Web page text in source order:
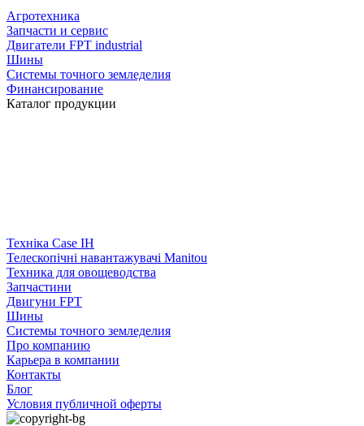
Агротехника
Запчасти и сервис
Двигатели FPT industrial
Шины
Системы точного земледелия
Финансирование
Каталог продукции
Техніка Case IH
Телескопічні навантажувачі Manitou
Техника для овощеводства
Запчастини
Двигуни FPT
Шины
Системы точного земледелия
Про компанию
Карьера в компании
Контакты
Блог
Условия публичной оферты